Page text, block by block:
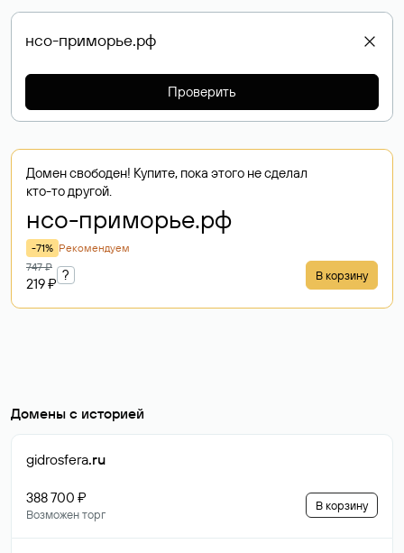
Проверить
Домен свободен! Купите, пока этого не сделал
кто-то другой.
нсо-приморье.рф
-71% Рекомендуем
747 ₽
219 ₽
? В корзину
Домены с историей
gidrosfera.ru
388 700 ₽
Возможен торг
В корзину